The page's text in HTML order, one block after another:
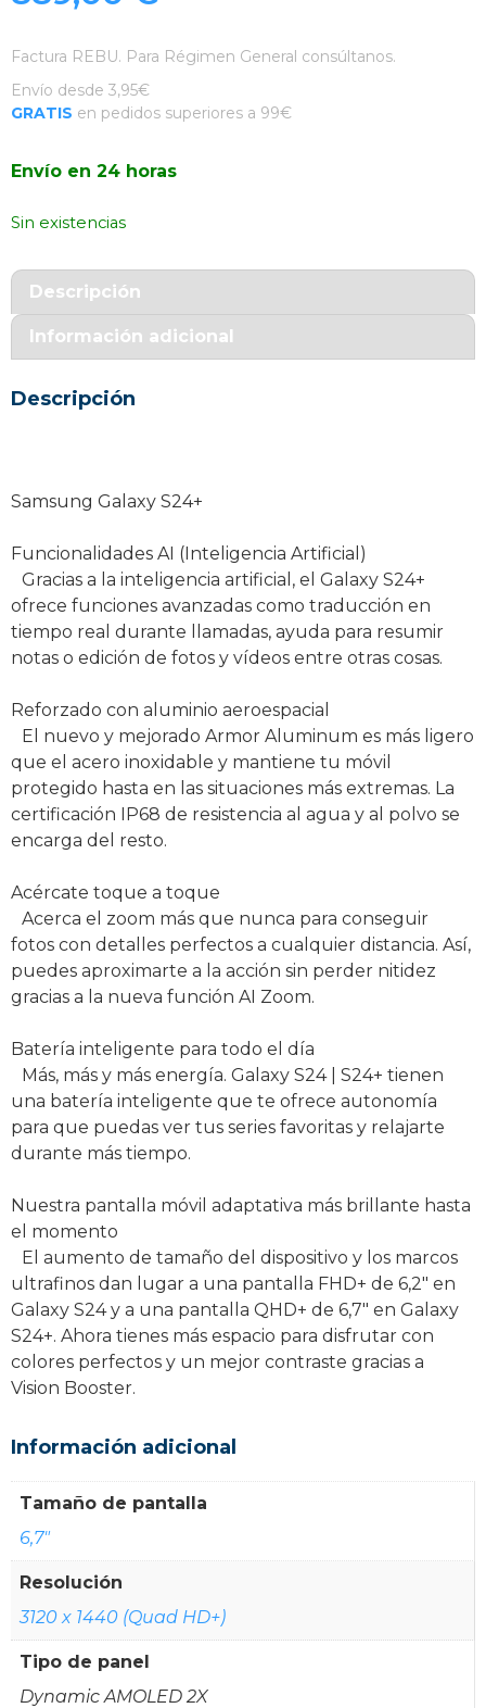
Factura REBU. Para Régimen General consúltanos.
Envío desde 3,95€
GRATIS en pedidos superiores a 99€
Envío en 24 horas
Sin existencias
Descripción
Información adicional
Descripción
Samsung Galaxy S24+
Funcionalidades AI (Inteligencia Artificial)
Gracias a la inteligencia artificial, el Galaxy S24+
ofrece funciones avanzadas como traducción en
tiempo real durante llamadas, ayuda para resumir
notas o edición de fotos y vídeos entre otras cosas.
Reforzado con aluminio aeroespacial
El nuevo y mejorado Armor Aluminum es más ligero
que el acero inoxidable y mantiene tu móvil
protegido hasta en las situaciones más extremas. La
certificación IP68 de resistencia al agua y al polvo se
encarga del resto.
Acércate toque a toque
Acerca el zoom más que nunca para conseguir
fotos con detalles perfectos a cualquier distancia. Así,
puedes aproximarte a la acción sin perder nitidez
gracias a la nueva función AI Zoom.
Batería inteligente para todo el día
Más, más y más energía. Galaxy S24 | S24+ tienen
una batería inteligente que te ofrece autonomía
para que puedas ver tus series favoritas y relajarte
durante más tiempo.
Nuestra pantalla móvil adaptativa más brillante hasta
el momento
El aumento de tamaño del dispositivo y los marcos
ultrafinos dan lugar a una pantalla FHD+ de 6,2″ en
Galaxy S24 y a una pantalla QHD+ de 6,7″ en Galaxy
S24+. Ahora tienes más espacio para disfrutar con
colores perfectos y un mejor contraste gracias a
Vision Booster.
Información adicional
Tamaño de pantalla
6,7"
Resolución
3120 x 1440 (Quad HD+)
Tipo de panel
Dynamic AMOLED 2X